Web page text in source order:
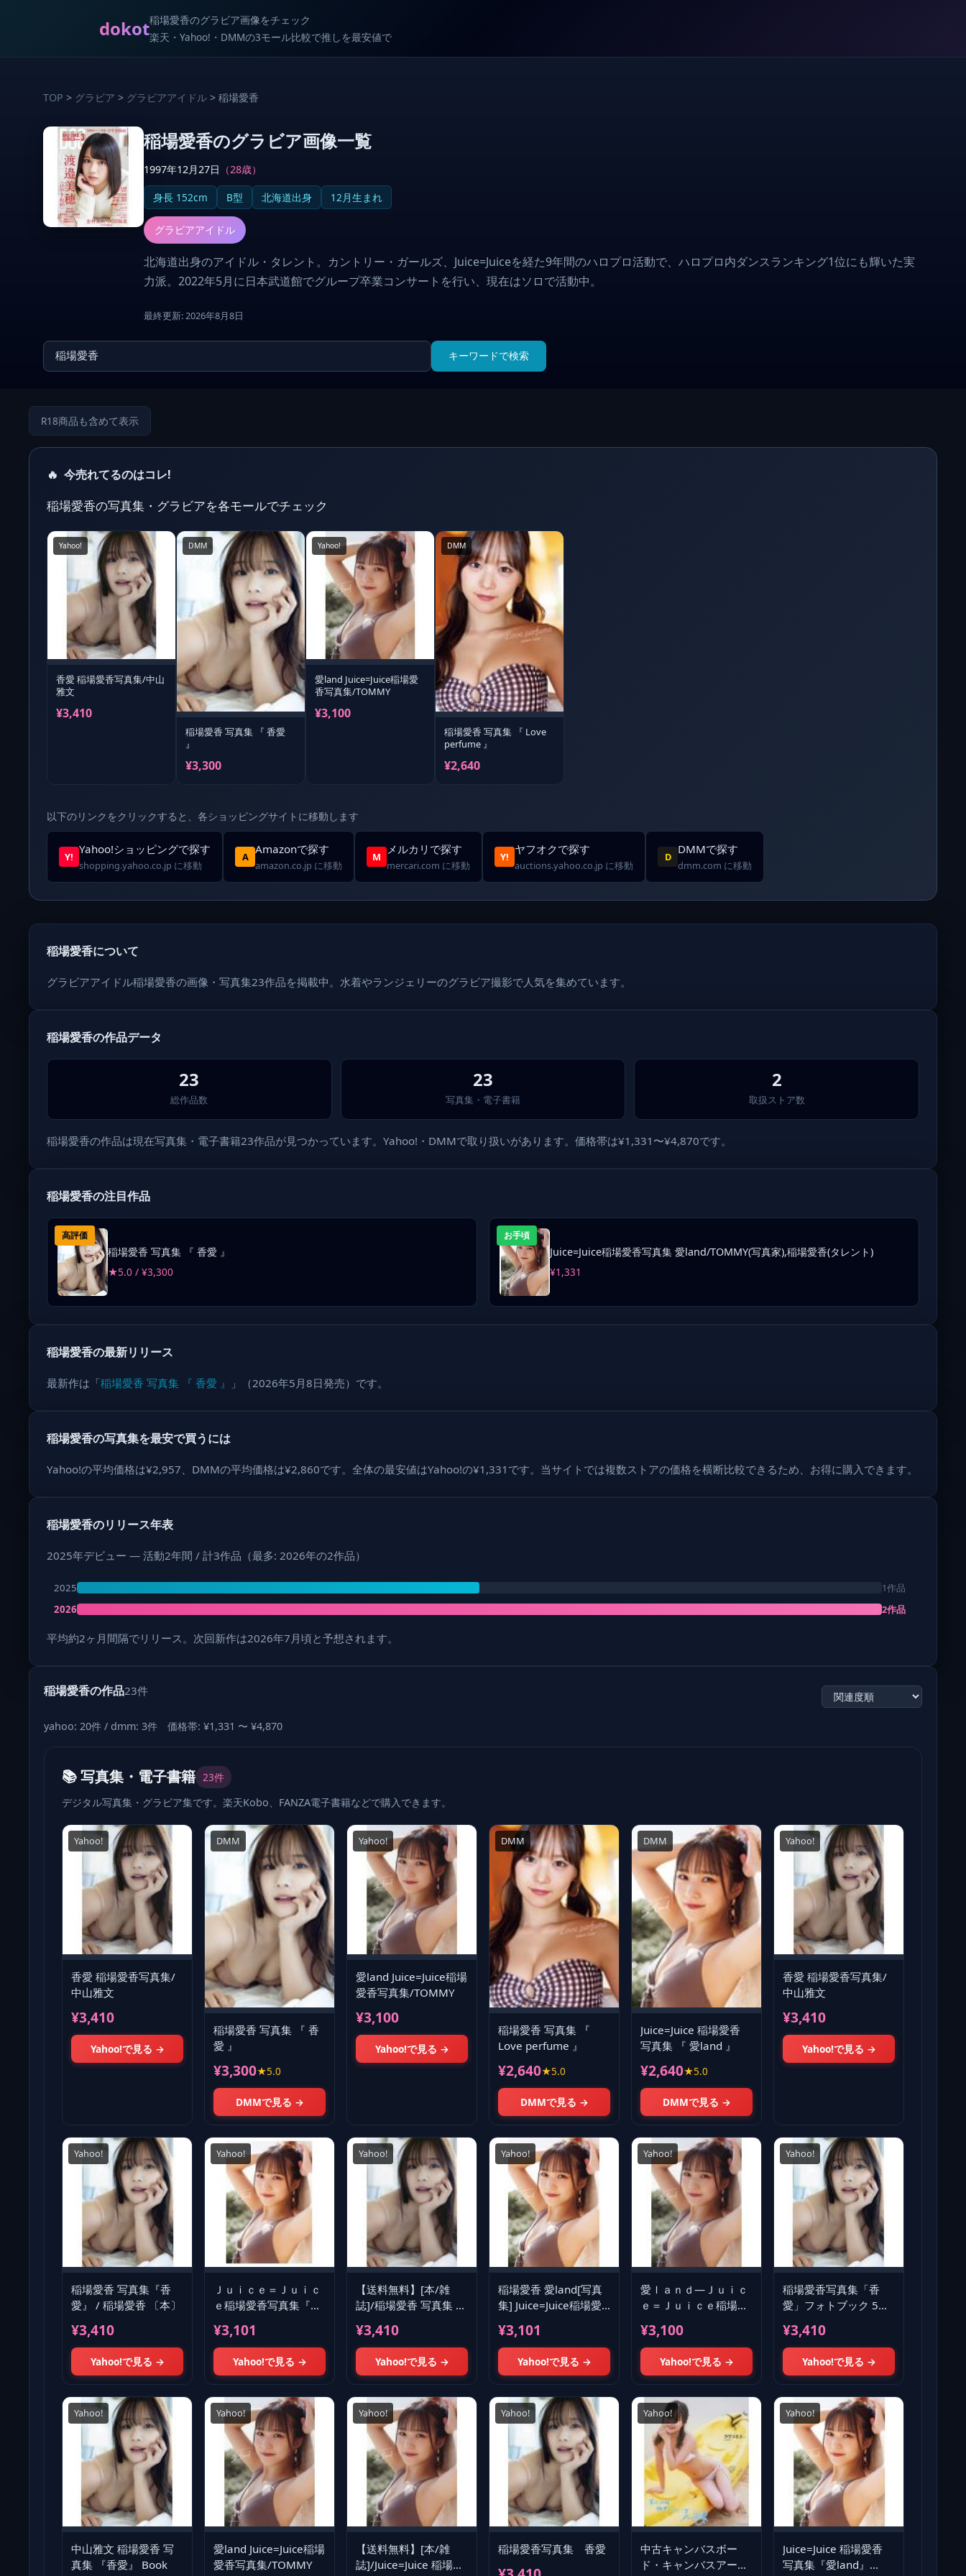
dokot稲場愛香のグラビア画像をチェック
楽天・Yahoo!・DMMの3モール比較で推しを最安値で
TOP > グラビア > グラビアアイドル > 稲場愛香
稲場愛香のグラビア画像一覧
1997年12月27日 （28歳）
身長 152cm B型 北海道出身 12月生まれ
グラビアアイドル
北海道出身のアイドル・タレント。カントリー・ガールズ、Juice=Juiceを経た9年間のハロプロ活動で、ハロプロ内ダンスランキング1位にも輝いた実
力派。2022年5月に日本武道館でグループ卒業コンサートを行い、現在はソロで活動中。
最終更新: 2026年8月8日
キーワードで検索
R18商品も含めて表示
🔥 今売れてるのはコレ!
稲場愛香の写真集・グラビアを各モールでチェック
Yahoo!
香愛 稲場愛香写真集/中山
雅文
¥3,410
DMM
稲場愛香 写真集 『 香愛
』
¥3,300
Yahoo!
愛land Juice=Juice稲場愛
香写真集/TOMMY
¥3,100
DMM
稲場愛香 写真集 『 Love
perfume 』
¥2,640
以下のリンクをクリックすると、各ショッピングサイトに移動します
Y!
Yahoo!ショッピングで探す
shopping.yahoo.co.jp に移動
A
Amazonで探す
amazon.co.jp に移動
M
メルカリで探す
mercari.com に移動
Y!
ヤフオクで探す
auctions.yahoo.co.jp に移動
D
DMMで探す
dmm.com に移動
稲場愛香について
グラビアアイドル稲場愛香の画像・写真集23作品を掲載中。水着やランジェリーのグラビア撮影で人気を集めています。
稲場愛香の作品データ
23
総作品数
23
写真集・電子書籍
2
取扱ストア数
稲場愛香の作品は現在写真集・電子書籍23作品が見つかっています。Yahoo!・DMMで取り扱いがあります。価格帯は¥1,331〜¥4,870です。
稲場愛香の注目作品
高評価
稲場愛香 写真集 『 香愛 』
★5.0 / ¥3,300
お手頃
Juice=Juice稲場愛香写真集 愛land/TOMMY(写真家),稲場愛香(タレント)
¥1,331
稲場愛香の最新リリース
最新作は「稲場愛香 写真集 『 香愛 』 」（2026年5月8日発売）です。
稲場愛香の写真集を最安で買うには
Yahoo!の平均価格は¥2,957、DMMの平均価格は¥2,860です。全体の最安値はYahoo!の¥1,331です。当サイトでは複数ストアの価格を横断比較できるため、お得に購入できます。
稲場愛香のリリース年表
2025年デビュー — 活動2年間 / 計3作品（最多: 2026年の2作品）
2025
1作品
2026
2作品
平均約2ヶ月間隔でリリース。次回新作は2026年7月頃と予想されます。
稲場愛香の作品23件
yahoo: 20件 / dmm: 3件 価格帯: ¥1,331 〜 ¥4,870
📚 写真集・電子書籍 23件
デジタル写真集・グラビア集です。楽天Kobo、FANZA電子書籍などで購入できます。
Yahoo!
香愛 稲場愛香写真集/
中山雅文
¥3,410
Yahoo!で見る →
DMM
稲場愛香 写真集 『 香
愛 』
¥3,300★5.0
DMMで見る →
Yahoo!
愛land Juice=Juice稲場
愛香写真集/TOMMY
¥3,100
Yahoo!で見る →
DMM
稲場愛香 写真集 『
Love perfume 』
¥2,640★5.0
DMMで見る →
DMM
Juice=Juice 稲場愛香
写真集 『 愛land 』
¥2,640★5.0
DMMで見る →
Yahoo!
香愛 稲場愛香写真集/
中山雅文
¥3,410
Yahoo!で見る →
Yahoo!
稲場愛香 写真集『香
愛』 / 稲場愛香 〔本〕
¥3,410
Yahoo!で見る →
Yahoo!
Ｊｕｉｃｅ＝Ｊｕｉｃ
ｅ稲場愛香写真集『愛
¥3,101
Yahoo!で見る →
Yahoo!
【送料無料】[本/雑
誌]/稲場愛香 写真集 香
本・ムック)
¥3,410
Yahoo!で見る →
Yahoo!
稲場愛香 愛land[写真
集] Juice=Juice稲場愛
［BOOK+DVD］ Book
¥3,101
Yahoo!で見る →
Yahoo!
愛ｌａｎｄ―Ｊｕｉｃ
ｅ＝Ｊｕｉｃｅ稲場愛
¥3,100
Yahoo!で見る →
Yahoo!
稲場愛香写真集「香
愛」フォトブック 5冊
かん いなばっちょ な
かまなかん 歌手
¥3,410
Yahoo!で見る →
Yahoo!
中山雅文 稲場愛香 写
真集 『香愛』 Book
Yahoo!
愛land Juice=Juice稲場
愛香写真集/TOMMY
Yahoo!
【送料無料】[本/雑
誌]/Juice=Juice 稲場愛
Yahoo!
稲場愛香写真集 香愛
Yahoo!
中古キャンバスボー
ド・キャンバスアート
Yahoo!
Juice=Juice 稲場愛香
写真集『愛land』